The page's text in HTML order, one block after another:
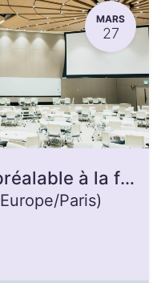
MARS
27
Éduc'Pop - réunion préalable à la formation d'animateurice
Europe/Paris)